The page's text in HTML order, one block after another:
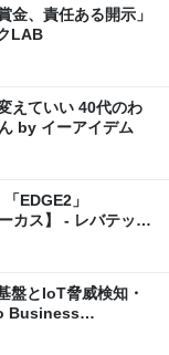
、責任ある開示」
LAB
えていい 40代のわ
by イーアイデム
EDGE2」
カス】 - レバテック
とIoT脅威検知・
Business